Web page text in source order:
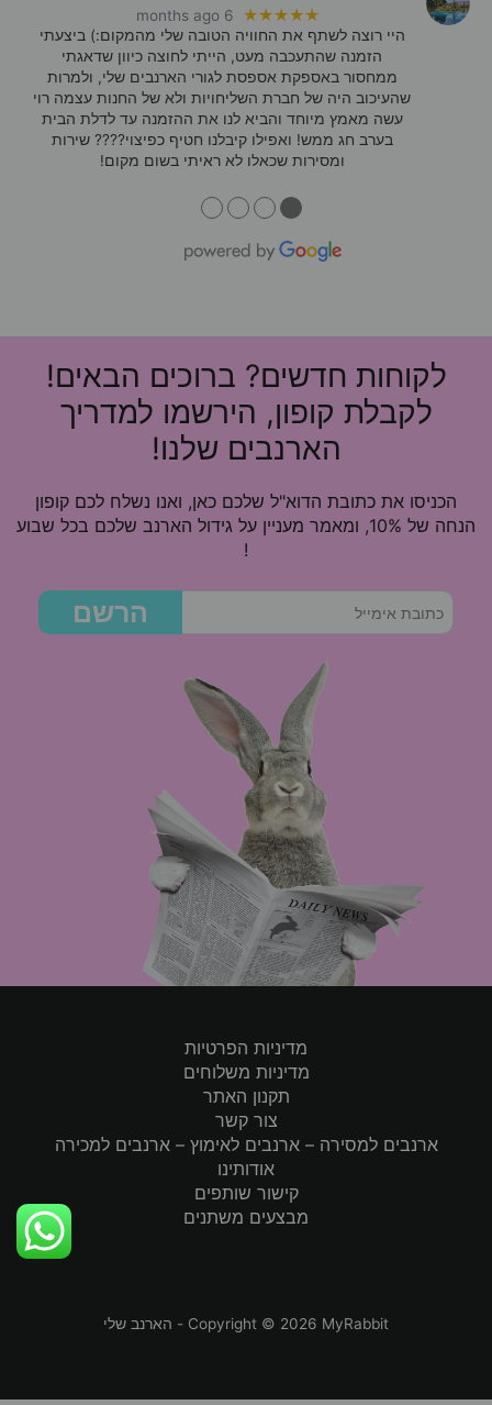
★★★★★
6 months ago
היי רוצה לשתף את החוויה הטובה שלי מהמקום:) ביצעתי
הזמנה שהתעכבה מעט, הייתי לחוצה כיוון שדאגתי
ממחסור באספקת אספסת לגורי הארנבים שלי, ולמרות
שהעיכוב היה של חברת השליחויות ולא של החנות עצמה רוי
עשה מאמץ מיוחד והביא לנו את ההזמנה עד לדלת הבית
בערב חג ממש! ואפילו קיבלנו חטיף כפיצוי???? שירות
ומסירות שכאלו לא ראיתי בשום מקום!
●
●
●
●
לקוחות חדשים? ברוכים הבאים!
לקבלת קופון, הירשמו למדריך
הארנבים שלנו!
הכניסו את כתובת הדוא"ל שלכם כאן, ואנו נשלח לכם קופון
הנחה של 10%, ומאמר מעניין על גידול הארנב שלכם בכל שבוע
!
הרשם
מדיניות הפרטיות
מדיניות משלוחים
תקנון האתר
צור קשר
ארנבים למסירה – ארנבים לאימוץ – ארנבים למכירה
אודותינו
קישור שותפים
מבצעים משתנים
Copyright © 2026 MyRabbit - הארנב שלי